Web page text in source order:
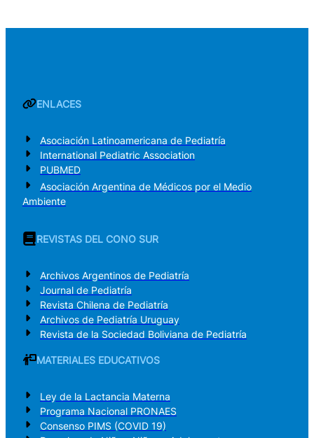
ENLACES
Asociación Latinoamericana de Pediatría
International Pediatric Association
PUBMED
Asociación Argentina de Médicos por el Medio
Ambiente
REVISTAS DEL CONO SUR
Archivos Argentinos de Pediatría
Journal de Pediatría
Revista Chilena de Pediatría
Archivos de Pediatría Uruguay
Revista de la Sociedad Boliviana de Pediatría
MATERIALES EDUCATIVOS
Ley de la Lactancia Materna
Programa Nacional PRONAES
Consenso PIMS (COVID 19)